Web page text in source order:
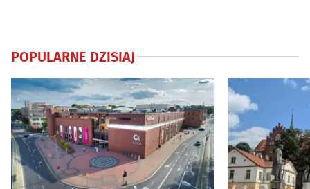
POPULARNE DZISIAJ